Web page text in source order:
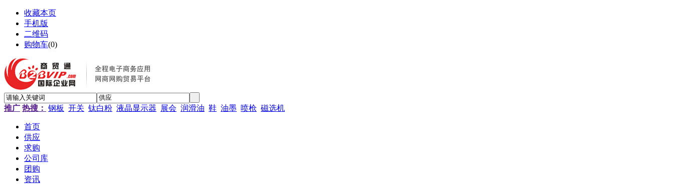
收藏本页
手机版
二维码
购物车(0)
推广 热搜： 钢板 开关 钛白粉 液晶显示器 展会 润滑油 鞋 油墨 喷枪 磁选机
首页
供应
求购
公司库
团购
资讯